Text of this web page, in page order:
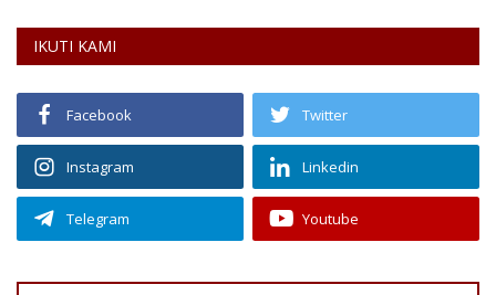
IKUTI KAMI
Facebook Twitter
Instagram Linkedin
Telegram Youtube